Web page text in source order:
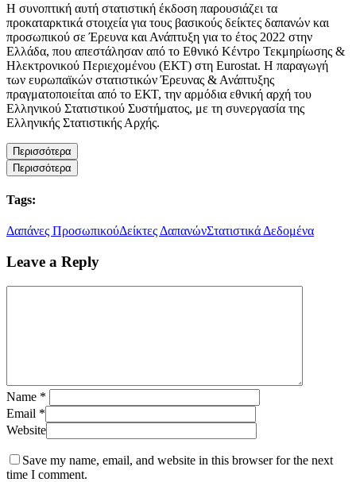
Η συνοπτική αυτή στατιστική έκδοση παρουσιάζει τα
προκαταρκτικά στοιχεία για τους βασικούς δείκτες δαπανών και
προσωπικού σε Έρευνα και Ανάπτυξη για το έτος 2022 στην
Ελλάδα, που απεστάλησαν από το Εθνικό Κέντρο Τεκμηρίωσης &
Ηλεκτρονικού Περιεχομένου (ΕΚΤ) στη Eurostat. Η παραγωγή
των ευρωπαϊκών στατιστικών Έρευνας & Ανάπτυξης
πραγματοποιείται από το ΕΚΤ, την αρμόδια εθνική αρχή του
Ελληνικού Στατιστικού Συστήματος, με τη συνεργασία της
Ελληνικής Στατιστικής Αρχής.
Περισσότερα
Περισσότερα
Tags:
Δαπάνες ΠροσωπικούΔείκτες ΔαπανώνΣτατιστικά Δεδομένα
Leave a Reply
Name *
Email *
Website
Save my name, email, and website in this browser for the next
time I comment.